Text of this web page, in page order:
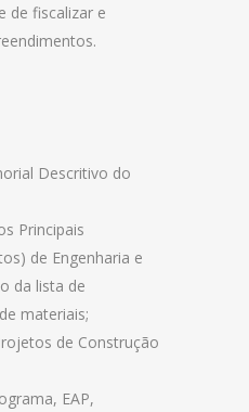
de fiscalizar e
Descritivo do
Principais
de Engenharia e
da lista de
materiais;
de Construção
EAP,